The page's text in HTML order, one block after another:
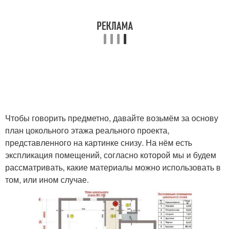
Чтобы говорить предметно, давайте возьмём за основу
план цокольного этажа реального проекта,
представленного на картинке снизу. На нём есть
экспликация помещений, согласно которой мы и будем
рассматривать, какие материалы можно использовать в
том, или ином случае.